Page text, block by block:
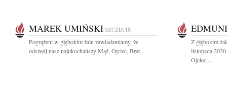
MAREK UMIŃSKI SZCZECIN
Pogrążeni w głębokim żalu zawiadamiamy, że
odszedł nasz najukochańszy Mąż, Ojciec, Brat,...
Z głębokim
listopada
Ojciec,...